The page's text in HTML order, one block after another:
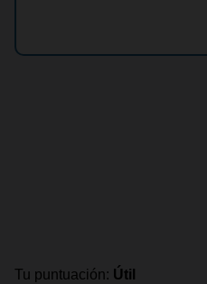
Tu puntuación: Útil